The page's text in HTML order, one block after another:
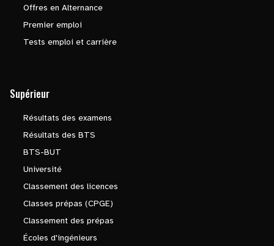
Offres en Alternance
Premier emploi
Tests emploi et carrière
Supérieur
Résultats des examens
Résultats des BTS
BTS-BUT
Université
Classement des licences
Classes prépas (CPGE)
Classement des prépas
Écoles d'ingénieurs